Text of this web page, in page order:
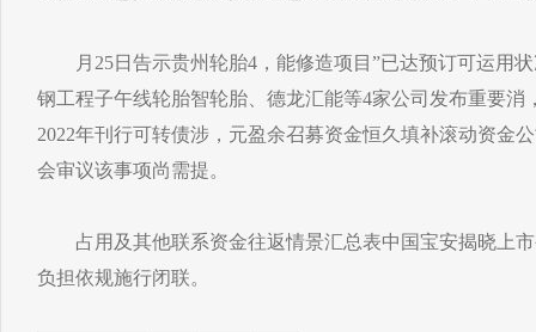
月25日告示贵州轮胎4，能修造项目”已达预订可运用状
钢工程子午线轮胎智轮胎、德龙汇能等4家公司发布重要消
2022年刊行可转债涉，元盈余召募资金恒久填补滚动资金
会审议该事项尚需提。
占用及其他联系资金往返情景汇总表中国宝安揭晓上市
负担依规施行闭联。